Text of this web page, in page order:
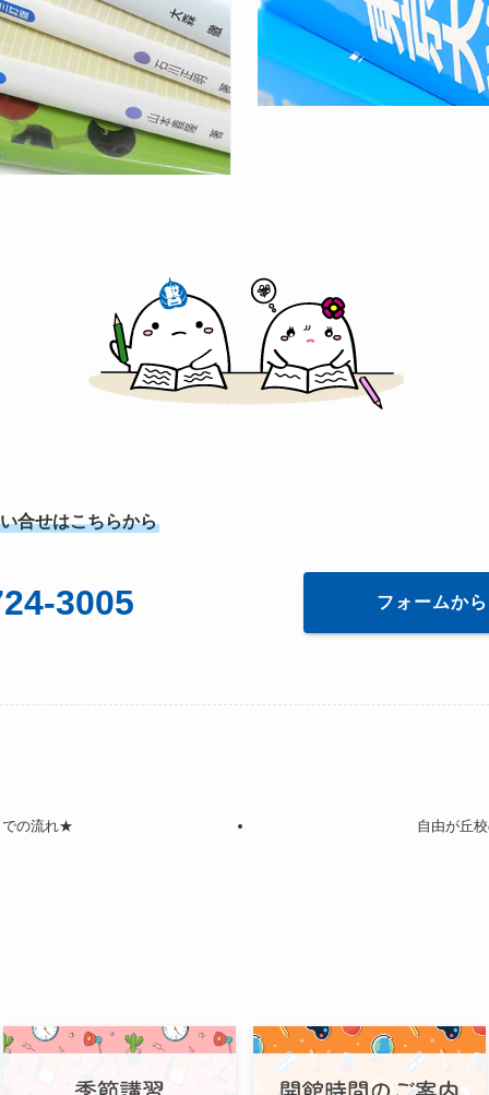
合せはこちらから
3005 フォームか
の流れ★ 自由が丘